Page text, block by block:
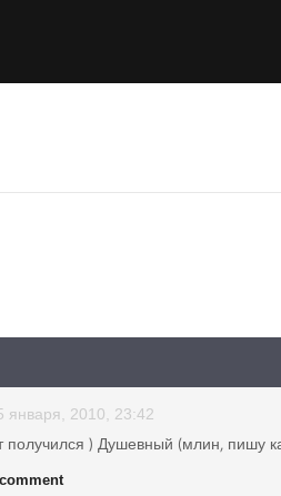
января, 2010, 23:42
получился ) Душевный (млин, пишу